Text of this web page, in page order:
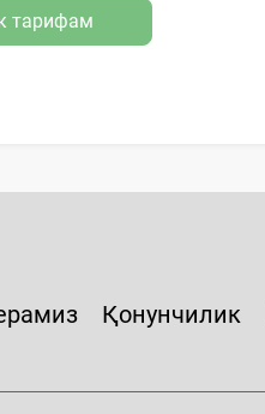
тарифам
Қонунчилик